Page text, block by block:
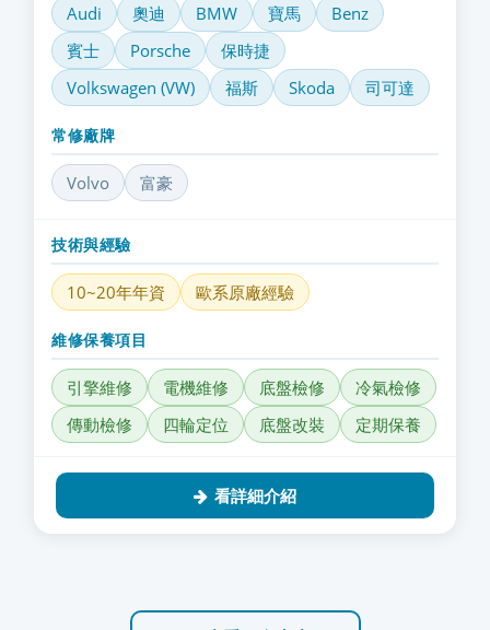
Audi 奧迪 BMW 寶馬
Benz
賓士
Porsche
保時捷
Volkswagen (VW)
福斯 Skoda 司可達
常修廠牌
Volvo 富豪
技術與經驗
10~20年年資 歐系原廠經驗
維修保養項目
引擎維修 電機維修 底盤檢修
冷氣檢修
傳動檢修
四輪定位 底盤改裝 定期保養
看詳細介紹